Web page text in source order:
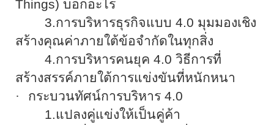
Things) บอกอะไร
3.การบริหารธุรกิจแบบ 4.0 มุมมองเชิง
สร้างคุณค่าภายใต้ข้อจำกัดในทุกสิ่ง
4.การบริหารคนยุค 4.0 วิธีการที่
สร้างสรรค์ภายใต้การแข่งขันที่หนักหนา
·
กระบวนทัศน์การบริหาร 4.0
1.แปลงคู่แข่งให้เป็นคู่ค้า